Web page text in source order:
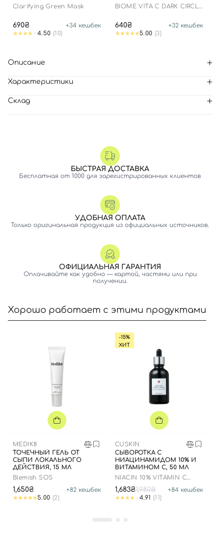
Clarifying Green Mask
690₴ +34 кешбек
4.50 (10)
BIOME VITA C DARK CIRCLE
640₴ +32 кешбек
5.00 (3)
Описание
Характеристики
Склад
БЫСТРАЯ ДОСТАВКА
Бесплатная от 1000 для зарегистрированных клиентов
УДОБНАЯ ОПЛАТА
Только оригинальная продукция из официальных источников.
ОФИЦИАЛЬНАЯ ГАРАНТИЯ
Оплачивайте как удобно — картой, частями или при
получении.
Хорошо работает с этими продуктами
MEDIK8
ТОЧЕЧНЫЙ ГЕЛЬ ОТ
СЫПИ ЛОКАЛЬНОГО
ДЕЙСТВИЯ, 15 МЛ
Blemish SOS
1,650₴ +82 кешбек
5.00 (2)
-15%
ХИТ
CUSKIN
СЫВОРОТКА С
НИАЦИНАМИДОМ 10% И
ВИТАМИНОМ С, 50 МЛ
NIACIN 10% VITAMIN C
1,683₴1,980₴ +84 кешбек
4.91 (11)